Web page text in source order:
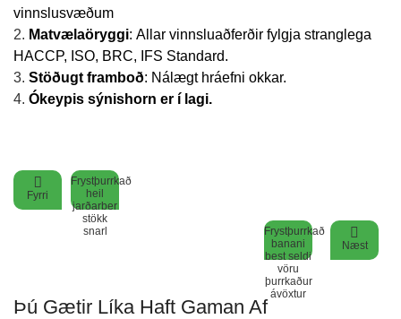
vinnslusvæðum
2. Matvælaöryggi: Allar vinnsluaðferðir fylgja stranglega
HACCP, ISO, BRC, IFS Standard.
3. Stöðugt framboð: Nálægt hráefni okkar.
4. Ókeypis sýnishorn er í lagi.
Fyrri
Frystþurrkað
heil
jarðarber
stökk
snarl
Frystþurrkað
banani
best seldi
vöru
þurrkaður
ávöxtur
Næst
Þú Gætir Líka Haft Gaman Af